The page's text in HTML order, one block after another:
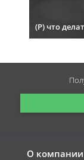
(Р) что
О компании